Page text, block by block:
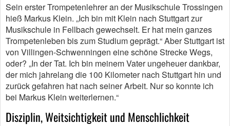
Sein erster Trompetenlehrer an der Musikschule Trossingen
hieß Markus Klein. „Ich bin mit Klein nach Stuttgart zur
Musikschule in Fellbach gewechselt. Er hat mein ganzes
Trompetenleben bis zum Studium geprägt.“ Aber Stuttgart ist
von Villingen-Schwenningen eine schöne Strecke Wegs,
oder? „In der Tat. Ich bin meinem Vater ungeheuer dankbar,
der mich jahrelang die 100 Kilometer nach Stuttgart hin und
zurück gefahren hat nach seiner Arbeit. Nur so konnte ich
bei Markus Klein weiterlernen.“
Disziplin, Weitsichtigkeit und Menschlichkeit